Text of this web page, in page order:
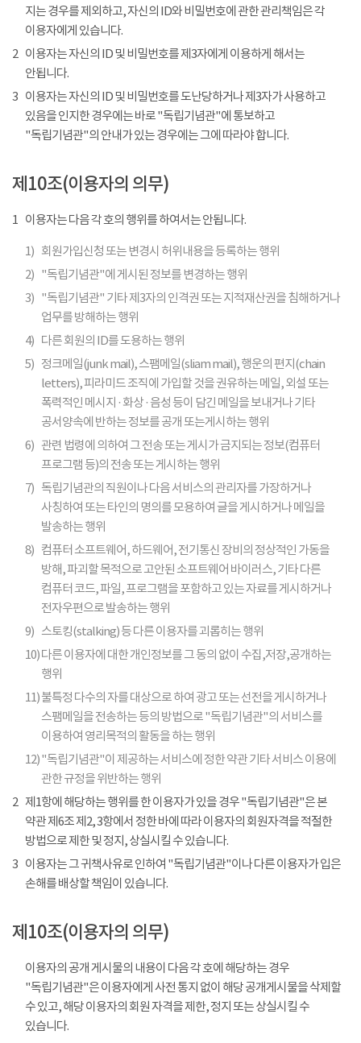
지는 경우를 제외하고, 자신의 ID와 비밀번호에 관한 관리책임은 각
이용자에게 있습니다.
2 이용자는 자신의 ID 및 비밀번호를 제3자에게 이용하게 해서는
안됩니다.
3 이용자는 자신의 ID 및 비밀번호를 도난당하거나 제3자가 사용하고
있음을 인지한 경우에는 바로 "독립기념관"에 통보하고
"독립기념관"의 안내가 있는 경우에는 그에 따라야 합니다.
제10조(이용자의 의무)
1 이용자는 다음 각 호의 행위를 하여서는 안됩니다.
1) 회원가입신청 또는 변경시 허위내용을 등록하는 행위
2) "독립기념관"에 게시된 정보를 변경하는 행위
3) "독립기념관" 기타 제3자의 인격권 또는 지적재산권을 침해하거나
업무를 방해하는 행위
4) 다른 회원의 ID를 도용하는 행위
5) 정크메일(junk mail), 스팸메일(sliam mail), 행운의 편지(chain
letters), 피라미드 조직에 가입할 것을 권유하는 메일, 외설 또는
폭력적인 메시지 · 화상 · 음성 등이 담긴 메일을 보내거나 기타
공서양속에 반하는 정보를 공개 또는게시하는 행위
6) 관련 법령에 의하여 그 전송 또는 게시가 금지되는 정보(컴퓨터
프로그램 등)의 전송 또는 게시하는 행위
7) 독립기념관의 직원이나 다음 서비스의 관리자를 가장하거나
사칭하여 또는 타인의 명의를 모용하여 글을 게시하거나 메일을
발송하는 행위
8) 컴퓨터 소프트웨어, 하드웨어, 전기통신 장비의 정상적인 가동을
방해, 파괴할 목적으로 고안된 소프트웨어 바이러스, 기타 다른
컴퓨터 코드, 파일, 프로그램을 포함하고 있는 자료를 게시하거나
전자우편으로 발송하는 행위
9) 스토킹(stalking) 등 다른 이용자를 괴롭히는 행위
10)다른 이용자에 대한 개인정보를 그 동의 없이 수집,저장,공개하는
행위
11)불특정 다수의 자를 대상으로 하여 광고 또는 선전을 게시하거나
스팸메일을 전송하는 등의 방법으로 "독립기념관"의 서비스를
이용하여 영리목적의 활동을 하는 행위
12)"독립기념관"이 제공하는 서비스에 정한 약관 기타 서비스 이용에
관한 규정을 위반하는 행위
2 제1항에 해당하는 행위를 한 이용자가 있을 경우 "독립기념관"은 본
약관 제6조 제2, 3항에서 정한 바에 따라 이용자의 회원자격을 적절한
방법으로 제한 및 정지, 상실시킬 수 있습니다.
3 이용자는 그 귀책사유로 인하여 "독립기념관"이나 다른 이용자가 입은
손해를 배상할 책임이 있습니다.
제10조(이용자의 의무)
이용자의 공개 게시물의 내용이 다음 각 호에 해당하는 경우
"독립기념관"은 이용자에게 사전 통지 없이 해당 공개게시물을 삭제할
수 있고, 해당 이용자의 회원 자격을 제한, 정지 또는 상실시킬 수
있습니다.